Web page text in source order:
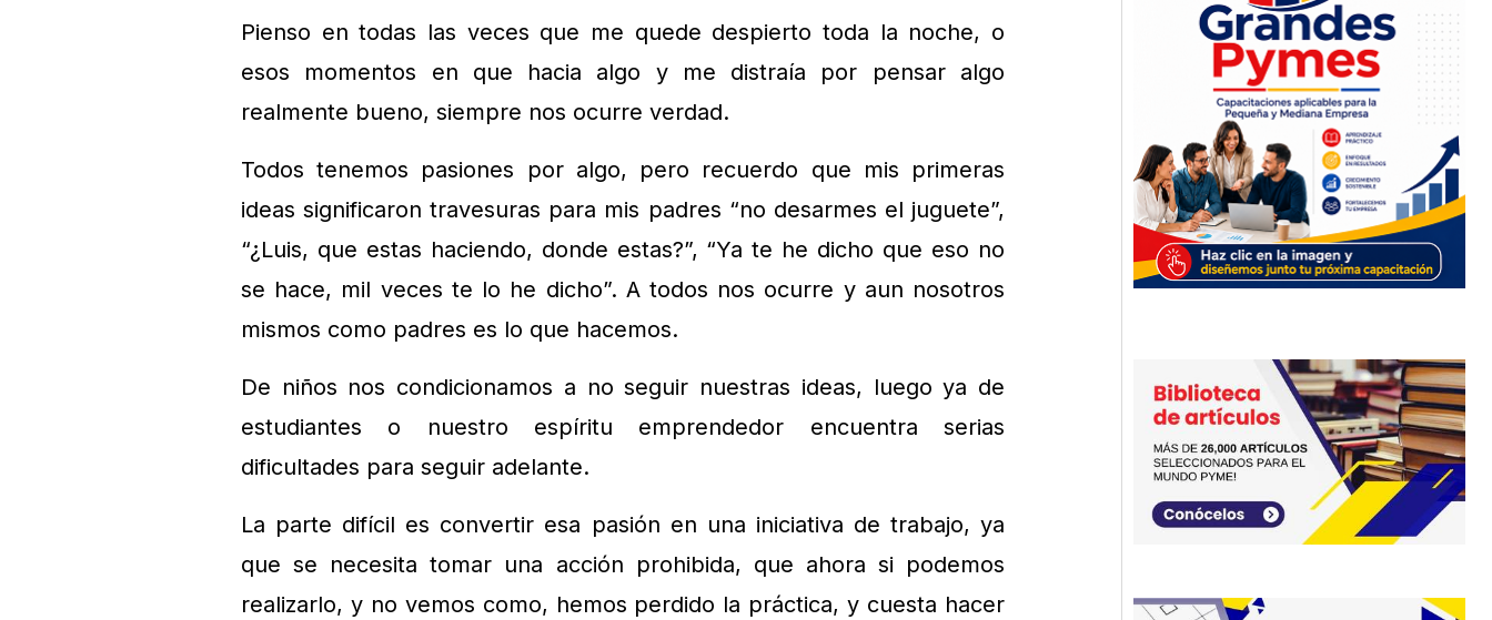
Pienso en todas las veces que me quede despierto toda la noche, o
esos momentos en que hacia algo y me distraía por pensar algo
realmente bueno, siempre nos ocurre verdad.
Todos tenemos pasiones por algo, pero recuerdo que mis primeras
ideas significaron travesuras para mis padres “no desarmes el juguete”,
“¿Luis, que estas haciendo, donde estas?”, “Ya te he dicho que eso no
se hace, mil veces te lo he dicho”. A todos nos ocurre y aun nosotros
mismos como padres es lo que hacemos.
De niños nos condicionamos a no seguir nuestras ideas, luego ya de
estudiantes o nuestro espíritu emprendedor encuentra serias
dificultades para seguir adelante.
La parte difícil es convertir esa pasión en una iniciativa de trabajo, ya
que se necesita tomar una acción prohibida, que ahora si podemos
realizarlo, y no vemos como, hemos perdido la práctica, y cuesta hacer